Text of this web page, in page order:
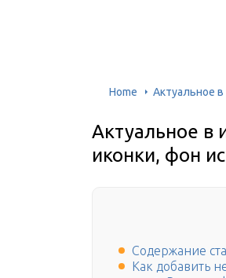
Home Актуальное
Актуальное в
иконки, фон
Содержание
Как добавить